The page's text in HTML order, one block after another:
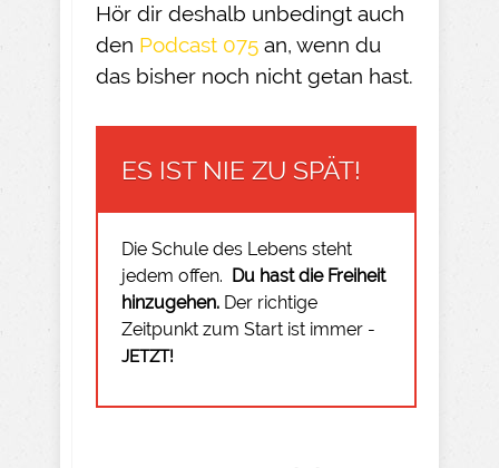
Hör dir deshalb unbedingt auch
den Podcast 075 an, wenn du
das bisher noch nicht getan hast.
ES IST NIE ZU SPÄT!
Die Schule des Lebens steht
jedem offen.
Du hast die Freiheit
hinzugehen. Der richtige
Zeitpunkt zum Start ist immer -
JETZT!